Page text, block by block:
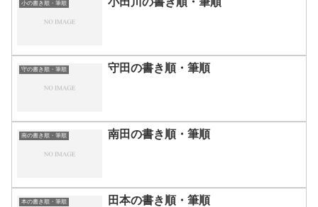
小の書き順・筆順
守の書き順・筆順 守田の書き順・筆順
南の書き順・筆順 南田の書き順・筆順
本の書き順・筆順 田本の書き順・筆順